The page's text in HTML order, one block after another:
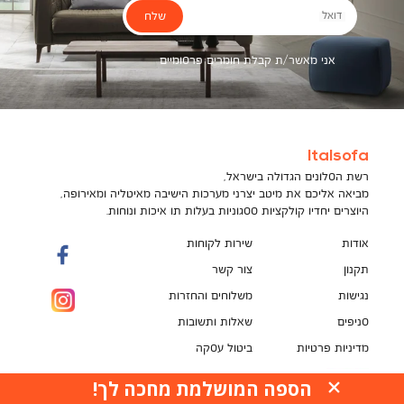
דואל
אני מאשר/ת קבלת חומרים פרסומיים
שלח
Italsofa
רשת הסלונים הגדולה בישראל,
מביאה אליכם את מיטב יצרני מערכות הישיבה מאיטליה ומאירופה,
היוצרים יחדיו קולקציות ססגוניות בעלות תו איכות ונוחות.
אודות
תקנון
נגישות
סניפים
מדיניות פרטיות
שירות לקוחות
צור קשר
משלוחים והחזרות
שאלות ותשובות
ביטול עסקה
תקנון מועדון לקוחות
האתר עושה שימוש בקובצי עוגיות (Cookies) למטרות
הספה המושלמת מחכה לך!